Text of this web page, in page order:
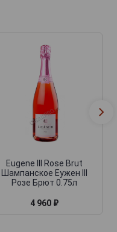
Eugene III Rose Brut
Шампанское Еужен III
Розе Брют 0.75л
4 960 ₽